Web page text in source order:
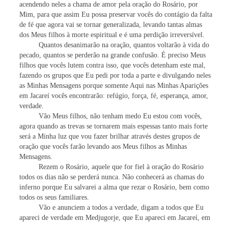
acendendo neles a chama de amor pela oração do Rosário, por
Mim, para que assim Eu possa preservar vocês do contágio da falta
de fé que agora vai se tornar generalizada, levando tantas almas
dos Meus filhos à morte espiritual e é uma perdição irreversível.
Quantos desanimarão na oração, quantos voltarão à vida do
pecado, quantos se perderão na grande confusão. É preciso Meus
filhos que vocês lutem contra isso, que vocês detenham este mal,
fazendo os grupos que Eu pedi por toda a parte e divulgando neles
as Minhas Mensagens porque somente Aqui nas Minhas Aparições
em Jacareí vocês encontrarão: refúgio, força, fé, esperança, amor,
verdade.
Vão Meus filhos, não tenham medo Eu estou com vocês,
agora quando as trevas se tornarem mais espessas tanto mais forte
será a Minha luz que vou fazer brilhar através destes grupos de
oração que vocês farão levando aos Meus filhos as Minhas
Mensagens.
Rezem o Rosário, aquele que for fiel à oração do Rosário
todos os dias não se perderá nunca. Não conhecerá as chamas do
inferno porque Eu salvarei a alma que rezar o Rosário, bem como
todos os seus familiares.
Vão e anunciem a todos a verdade, digam a todos que Eu
apareci de verdade em Medjugorje, que Eu apareci em Jacareí, em